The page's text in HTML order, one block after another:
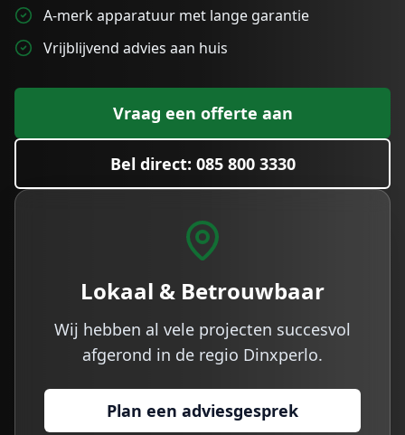
A-merk apparatuur met lange garantie
Vrijblijvend advies aan huis
Vraag een offerte aan
Bel direct: 085 800 3330
Lokaal & Betrouwbaar
Wij hebben al vele projecten succesvol
afgerond in de regio Dinxperlo.
Plan een adviesgesprek